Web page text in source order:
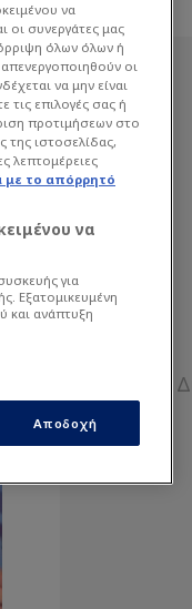
να
οι συνεργάτες μας
όλων όλων ή
οι
να μην είναι
τις επιλογές σας ή
προτιμήσεων στο
της ιστοσελίδας,
λεπτομέρειες
με το απόρρητό
να
για
Εξατομικευμένη
και ανάπτυξη
Αποδοχή